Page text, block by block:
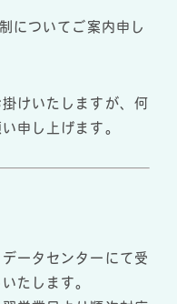
についてご案内申し
けいたしますが、何
申し上げます。
ータセンターにて受
たします。